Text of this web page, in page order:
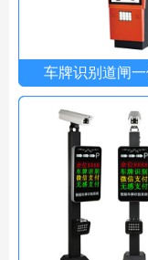
车牌识别道闸